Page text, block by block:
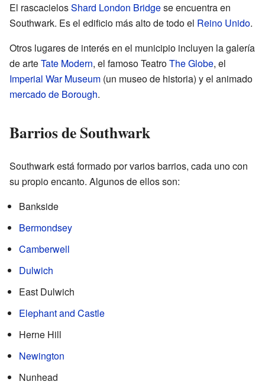
El rascacielosShard London Bridgese encuentra en
Southwark. Es el edificio más alto de todo el Reino Unido.
Otros lugares de interés en el municipio incluyen la galería
de arteTate Modern, el famoso TeatroThe Globe, el
Imperial War Museum (un museo de historia) y el animado
mercado de Borough.
Barrios de Southwark
Southwark está formado por varios barrios, cada uno con
su propio encanto. Algunos de ellos son:
Bankside
Bermondsey
Camberwell
Dulwich
East Dulwich
Elephant and Castle
Herne Hill
Newington
Nunhead